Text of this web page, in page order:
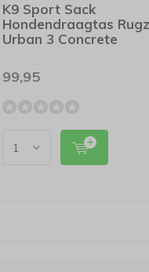
K9 Sport Sack
Hondendraagtas
Urban 3 Concrete
99,95